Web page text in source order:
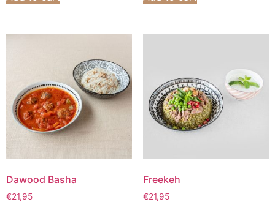
Dawood Basha
€21,95
Freekeh
€21,95